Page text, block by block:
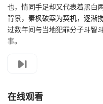
也，情同手足却又代表着黑白
背景，秦枫破案为契机，逐渐
过数年间与当地犯罪分子斗智
事。
在线观看